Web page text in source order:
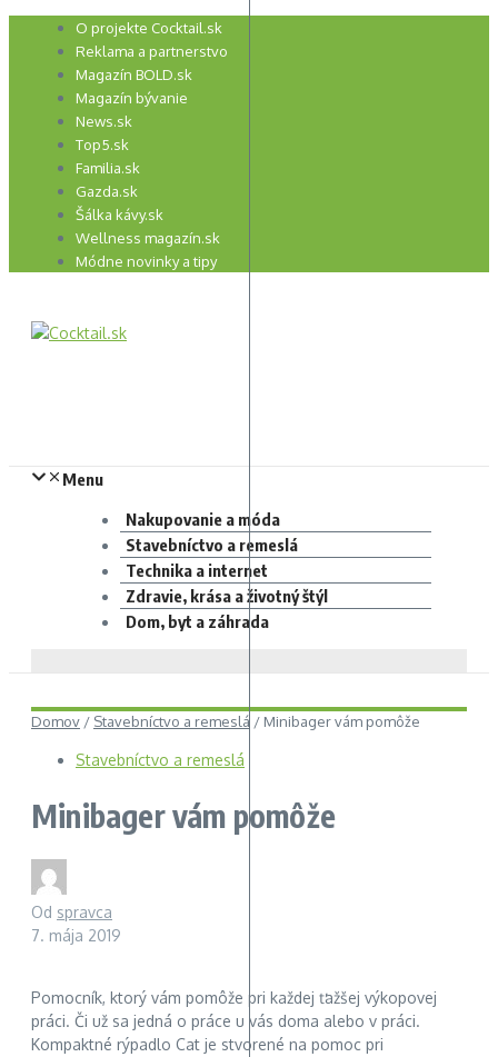
Preskočiť
O projekte Cocktail.sk
Reklama a partnerstvo
Magazín BOLD.sk
Magazín bývanie
News.sk
Top5.sk
Familia.sk
Gazda.sk
Šálka kávy.sk
Wellness magazín.sk
Módne novinky a tipy
Menu
Nakupovanie a móda
Stavebníctvo a remeslá
Technika a internet
Zdravie, krása a životný štýl
Dom, byt a záhrada
Domov / Stavebníctvo a remeslá / Minibager vám pomôže
Stavebníctvo a remeslá
Minibager vám pomôže
Od spravca
7. mája 2019
Pomocník, ktorý vám pomôže pri každej ťažšej výkopovej
práci. Či už sa jedná o práce u vás doma alebo v práci.
Kompaktné rýpadlo Cat je stvorené na pomoc pri